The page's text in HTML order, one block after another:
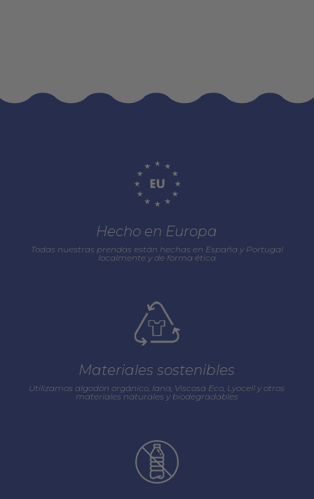
Hecho en Europa
Todas nuestras prendas están hechas en España y Portugal
localmente y de forma ética
Materiales sostenibles
Utilizamos algodón orgánico, lana, Viscosa Eco, Lyocell y otros
materiales naturales y biodegradables